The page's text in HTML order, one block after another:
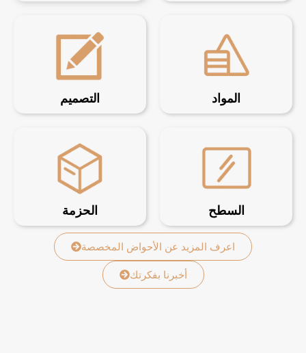
المواد التصميم
السطح الحزمة
اعرف المزيد عن الأحواض المخصصة
أخبرنا بفكرتك